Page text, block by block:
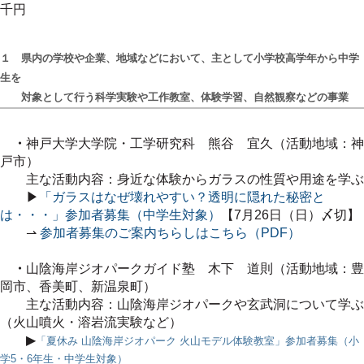
千円
１ 県内の学校や企業、地域などにおいて、主として小学校高学年から中学
生を
対象として行う科学実験や工作教室、体験学習、自然観察などの事業
・ 神戸大学大学院・工学研究科 熊谷 宜久（活動地域：神
戸市）
主な活動内容：身近な体験からガラスの性質や用途を学ぶ
▶
「ガラスはなぜ壊れやすい？透明に隠れた秘密と
は・・・」参加者募集（中学生対象）
【7月26日（日）〆切】
⇀ 参加者募集のご案内ちらしはこちら（PDF）
・ 山陰海岸ジオパークガイド塾
木下 道則（活動地域：豊
岡市、香美町、新温泉町）
主な活動内容：山陰海岸ジオパークや玄武洞について学ぶ
（火山噴火・溶岩流実験など）
▶ 「夏休み 山陰海岸ジオパーク 火山モデル体験教室」参加者募集（小
学5・6年生・中学生対象）